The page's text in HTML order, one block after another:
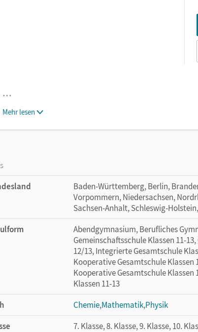
…
Mehr lesen
Baden-Württemberg, Berlin,
Vorpommern, Niedersachsen,
Sachsen-Anhalt, Schleswig-
Abendgymnasium, Berufliches
Gemeinschaftsschule Klassen 11-
12/13, Integrierte Gesamtschule
Kooperative Gesamtschule Klassen
Kooperative Gesamtschule Klassen
Klassen 11-13
Chemie,Mathematik,Physik
7. Klasse, 8. Klasse, 9. Klasse, 10.